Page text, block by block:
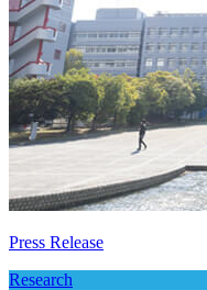
Press Release
Research